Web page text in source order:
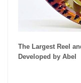
The Largest Reel
Developed by Abel